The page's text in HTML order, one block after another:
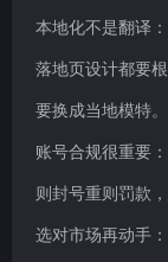
本地化不是翻译
落地页设计都要
要换成当地模特。
账号合规很重要
则封号重则罚款
选对市场再动手